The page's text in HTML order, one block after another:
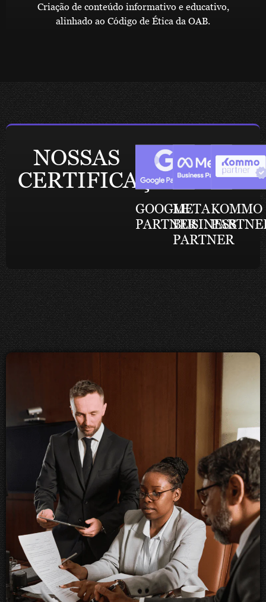
Criação de conteúdo informativo e educativo,
alinhado ao Código de Ética da OAB.
NOSSAS
CERTIFICAÇÕES
GOOGLE
PARTNER
META
BUSINESS
PARTNER
KOMMO